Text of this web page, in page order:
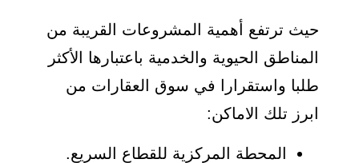
حيث ترتفع أهمية المشروعات القريبة من
المناطق الحيوية والخدمية باعتبارها الأكثر
طلبا واستقرارا في سوق العقارات من
ابرز تلك الاماكن:
المحطة المركزية للقطاع السريع.